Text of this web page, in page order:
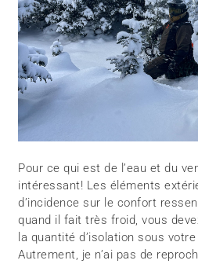
Pour ce qui est de l’eau et du
intéressant! Les éléments
d’incidence sur le confort
quand il fait très froid, vous
la quantité d’isolation sous
Autrement, je n’ai pas de